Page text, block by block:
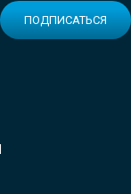
ПОДПИСАТЬСЯ